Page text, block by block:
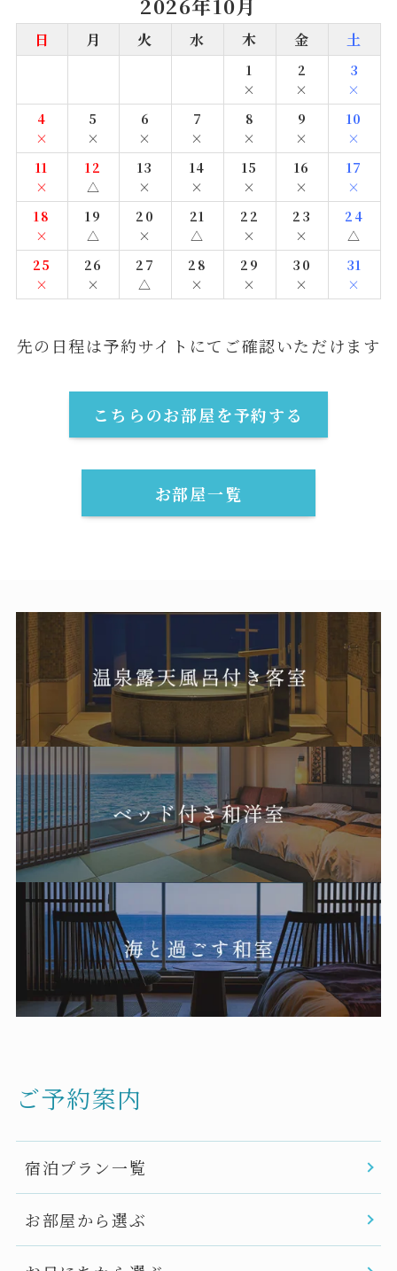
2026年10月
日 月 火 水 木 金 土
1
×
2
×
3
×
4
×
5
×
6
×
7
×
8
×
9
×
10
×
11
×
12
△
13
×
14
×
15
×
16
×
17
×
18
×
19
△
20
×
21
△
22
×
23
×
24
△
25
×
26
×
27
△
28
×
29
×
30
×
31
×
先の日程は予約サイトにてご確認いただけます
こちらのお部屋を予約する
お部屋一覧
ご予約案内
宿泊プラン一覧
お部屋から選ぶ